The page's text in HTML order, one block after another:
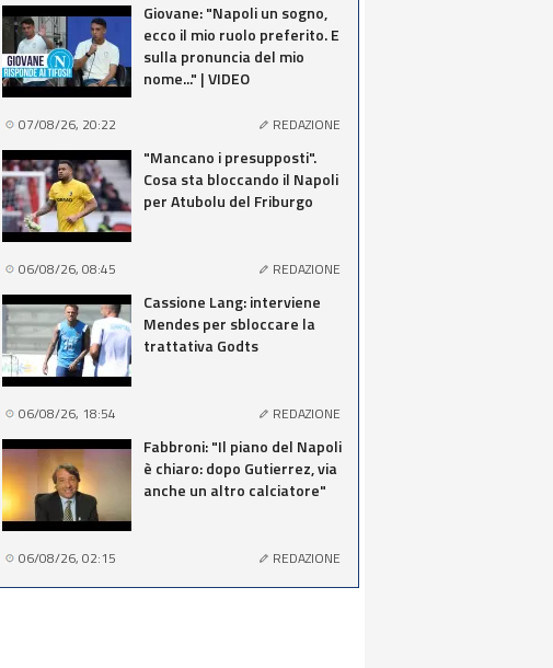
Giovane: "Napoli un sogno,
ecco il mio ruolo preferito. E
sulla pronuncia del mio
nome..." | VIDEO
07/08/26, 20:22 REDAZIONE
"Mancano i presupposti".
Cosa sta bloccando il Napoli
per Atubolu del Friburgo
06/08/26, 08:45 REDAZIONE
Cassione Lang: interviene
Mendes per sbloccare la
trattativa Godts
06/08/26, 18:54 REDAZIONE
Fabbroni: "Il piano del Napoli
è chiaro: dopo Gutierrez, via
anche un altro calciatore"
06/08/26, 02:15 REDAZIONE